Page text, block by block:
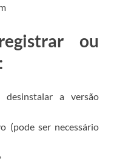
ou
a versão
(pode ser necessário